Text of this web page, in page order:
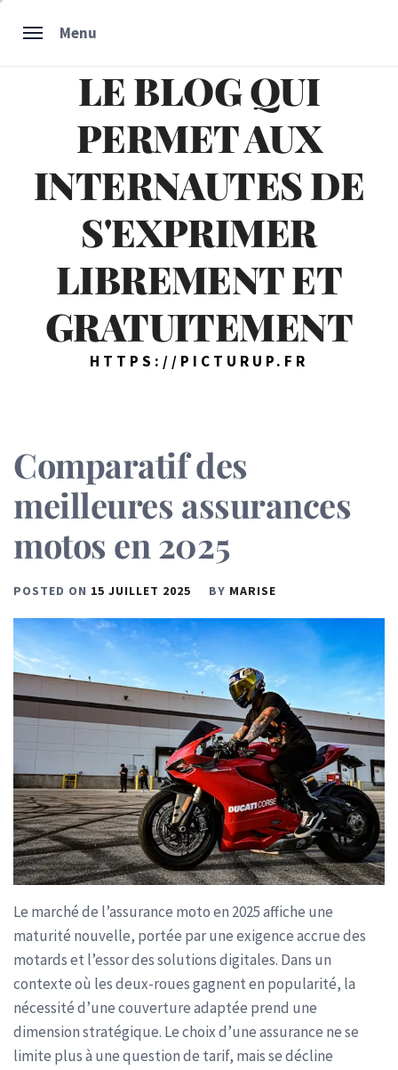
Menu
LE BLOG QUI
PERMET AUX
INTERNAUTES DE
S'EXPRIMER
LIBREMENT ET
GRATUITEMENT
HTTPS://PICTURUP.FR
Comparatif des
meilleures assurances
motos en 2025
POSTED ON 15 JUILLET 2025 BY MARISE
Le marché de l’assurance moto en 2025 affiche une
maturité nouvelle, portée par une exigence accrue des
motards et l’essor des solutions digitales. Dans un
contexte où les deux-roues gagnent en popularité, la
nécessité d’une couverture adaptée prend une
dimension stratégique. Le choix d’une assurance ne se
limite plus à une question de tarif, mais se décline